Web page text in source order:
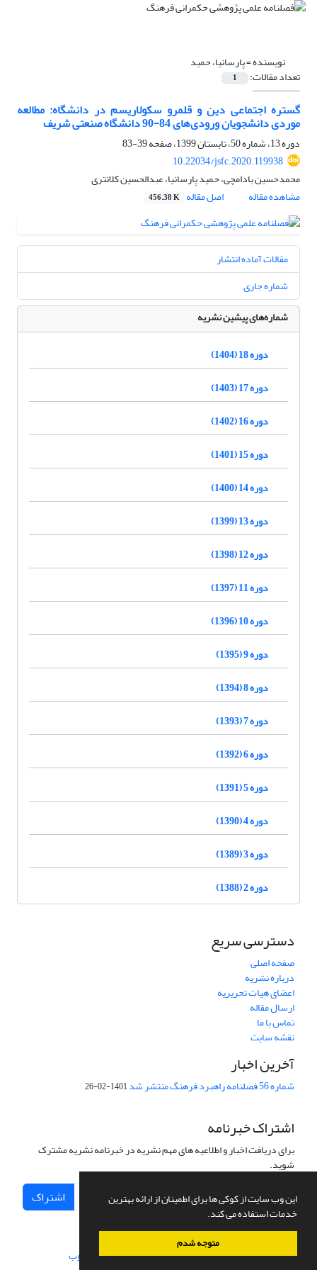
این وب سایت از کوکی ها برای اطمینان از ارائه بهترین
خدمات استفاده می کند.
متوجه شدم
نویسنده =پارسانیا، حمید
تعداد مقالات: 1
گستره اجتماعی دین و قلمرو سکولاریسم در دانشگاه: مطالعه
موردی دانشجویان ورودی‌های 84-90 دانشگاه صنعتی شریف
دوره 13، شماره 50، تابستان 1399، صفحه
39-83
10.22034/jsfc.2020.119938
محمدحسین بادامچی، حمید پارسانیا، عبدالحسین کلانتری
مشاهده مقاله
اصل مقاله 456.38 K
مقالات آماده انتشار
شماره جاری
شماره‌های پیشین نشریه
دوره 18 (1404)
دوره 17 (1403)
دوره 16 (1402)
دوره 15 (1401)
دوره 14 (1400)
دوره 13 (1399)
دوره 12 (1398)
دوره 11 (1397)
دوره 10 (1396)
دوره 9 (1395)
دوره 8 (1394)
دوره 7 (1393)
دوره 6 (1392)
دوره 5 (1391)
دوره 4 (1390)
دوره 3 (1389)
دوره 2 (1388)
دسترسی سریع
صفحه اصلی
درباره نشریه
اعضای هیات تحریریه
ارسال مقاله
تماس با ما
نقشه سایت
آخرین اخبار
شماره 56 فصلنامه راهبرد فرهنگ منتشر شد 1401-02-26
اشتراک خبرنامه
برای دریافت اخبار و اطلاعیه های مهم نشریه در خبرنامه نشریه مشترک
شوید.
اشتراک
سامانه مدیریت نشریات علمی.طراحی و پیاده سازی از سیناوب